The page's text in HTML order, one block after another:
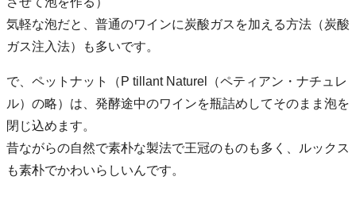
気軽な泡だと、普通のワインに炭酸ガスを加える方法（炭酸
ガス注入法）も多いです。
で、ペットナット（P tillant Naturel（ペティアン・ナチュレ
ル）の略）は、発酵途中のワインを瓶詰めしてそのまま泡を
閉じ込めます。
昔ながらの自然で素朴な製法で王冠のものも多く、ルックス
も素朴でかわいらしいんです。